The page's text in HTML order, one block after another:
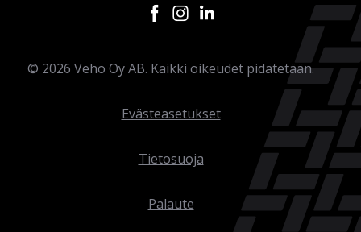
© 2026 Veho Oy AB. Kaikki oikeudet pidätetään.
Evästeasetukset
Tietosuoja
Palaute